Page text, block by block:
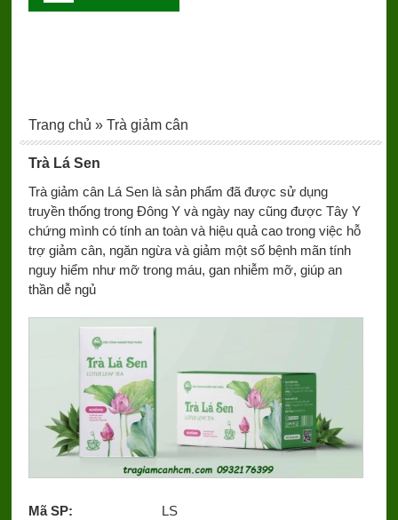
Trang chủ » Trà giảm cân
Trà Lá Sen
Trà giảm cân Lá Sen là sản phẩm đã được sử dụng
truyền thống trong Đông Y và ngày nay cũng được Tây Y
chứng mình có tính an toàn và hiệu quả cao trong việc hỗ
trợ giảm cân, ngăn ngừa và giảm một số bệnh mãn tính
nguy hiểm như mỡ trong máu, gan nhiễm mỡ, giúp an
thần dễ ngủ
Mã SP:
LS